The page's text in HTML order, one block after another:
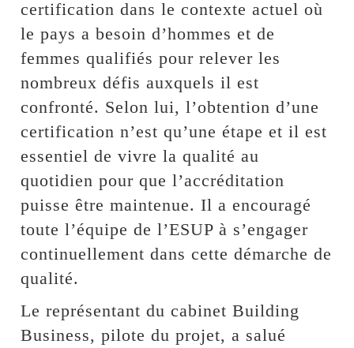
certification dans le contexte actuel où
le pays a besoin d’hommes et de
femmes qualifiés pour relever les
nombreux défis auxquels il est
confronté. Selon lui, l’obtention d’une
certification n’est qu’une étape et il est
essentiel de vivre la qualité au
quotidien pour que l’accréditation
puisse être maintenue. Il a encouragé
toute l’équipe de l’ESUP à s’engager
continuellement dans cette démarche de
qualité.
Le représentant du cabinet Building
Business, pilote du projet, a salué